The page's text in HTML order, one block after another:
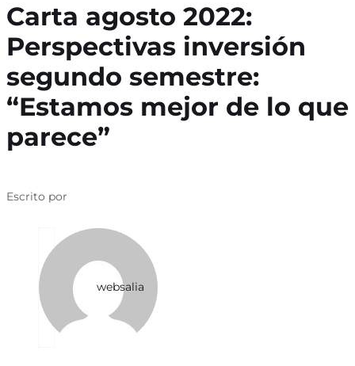
Carta agosto 2022:
Perspectivas inversión
segundo semestre:
“Estamos mejor de lo que
parece”
Escrito por
websalia